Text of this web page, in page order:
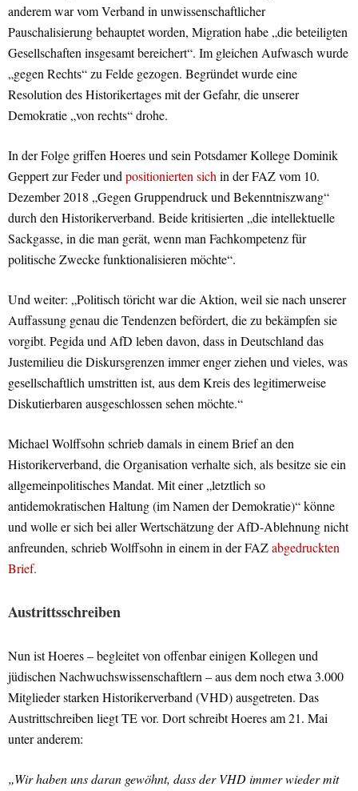
anderem war vom Verband in unwissenschaftlicher
Pauschalisierung behauptet worden, Migration habe „die beteiligten
Gesellschaften insgesamt bereichert“. Im gleichen Aufwasch wurde
„gegen Rechts“ zu Felde gezogen. Begründet wurde eine
Resolution des Historikertages mit der Gefahr, die unserer
Demokratie „von rechts“ drohe.
In der Folge griffen Hoeres und sein Potsdamer Kollege Dominik
Geppert zur Feder undpositionierten sichin der FAZ vom 10.
Dezember 2018 „Gegen Gruppendruck und Bekenntniszwang“
durch den Historikerverband. Beide kritisierten „die intellektuelle
Sackgasse, in die man gerät, wenn man Fachkompetenz für
politische Zwecke funktionalisieren möchte“.
Und weiter: „Politisch töricht war die Aktion, weil sie nach unserer
Auffassung genau die Tendenzen befördert, die zu bekämpfen sie
vorgibt. Pegida und AfD leben davon, dass in Deutschland das
Justemilieu die Diskursgrenzen immer enger ziehen und vieles, was
gesellschaftlich umstritten ist, aus dem Kreis des legitimerweise
Diskutierbaren ausgeschlossen sehen möchte.“
Michael Wolffsohn schrieb damals in einem Brief an den
Historikerverband, die Organisation verhalte sich, als besitze sie ein
allgemeinpolitisches Mandat. Mit einer „letztlich so
antidemokratischen Haltung (im Namen der Demokratie)“ könne
und wolle er sich bei aller Wertschätzung der AfD-Ablehnung nicht
anfreunden, schrieb Wolffsohn in einem in der FAZabgedruckten
Brief.
Austrittsschreiben
Nun ist Hoeres – begleitet von offenbar einigen Kollegen und
jüdischen Nachwuchswissenschaftlern – aus dem noch etwa 3.000
Mitglieder starken Historikerverband (VHD) ausgetreten. Das
Austrittschreiben liegt TE vor. Dort schreibt Hoeres am 21. Mai
unter anderem:
„Wir haben uns daran gewöhnt, dass der VHD immer wieder mit